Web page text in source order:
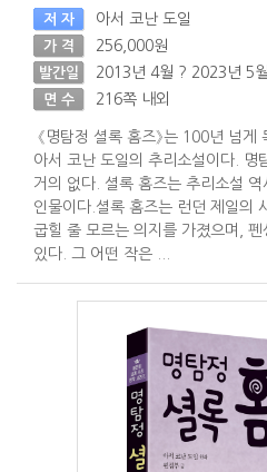
저 자 아서 코난 도일
가 격 256,000원
발간일 2013년 4월 ? 2023년 5월
면 수 216쪽 내외
《명탐정 셜록 홈즈》는 100년 넘
아서 코난 도일의 추리소설이다. 명
거의 없다. 셜록 홈즈는 추리소설
인물이다.셜록 홈즈는 런던 제일의
굽힐 줄 모르는 의지를 가졌으며, 펜
있다. 그 어떤 작은 ...